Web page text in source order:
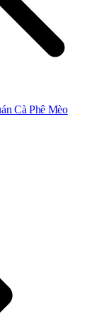
Cà Phê Mèo